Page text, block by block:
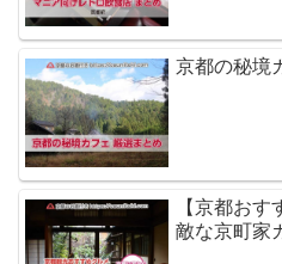
京都の秘境
【京都お
敵な京町家